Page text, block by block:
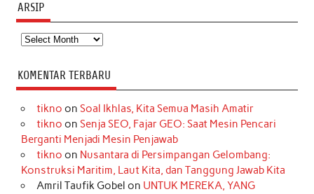
ARSIP
Arsip
KOMENTAR TERBARU
tikno on Soal Ikhlas, Kita Semua Masih Amatir
tikno on Senja SEO, Fajar GEO: Saat Mesin Pencari
Berganti Menjadi Mesin Penjawab
tikno on Nusantara di Persimpangan Gelombang:
Konstruksi Maritim, Laut Kita, dan Tanggung Jawab Kita
Amril Taufik Gobel on UNTUK MEREKA, YANG